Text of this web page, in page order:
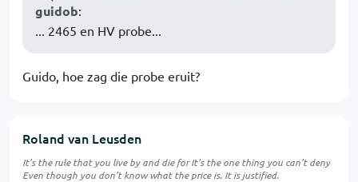
guidob:
... 2465 en HV probe...
Guido, hoe zag die probe eruit?
Roland van Leusden
It's the rule that you live by and die for It's the one thing you can't deny
Even though you don't know what the price is. It is justified.